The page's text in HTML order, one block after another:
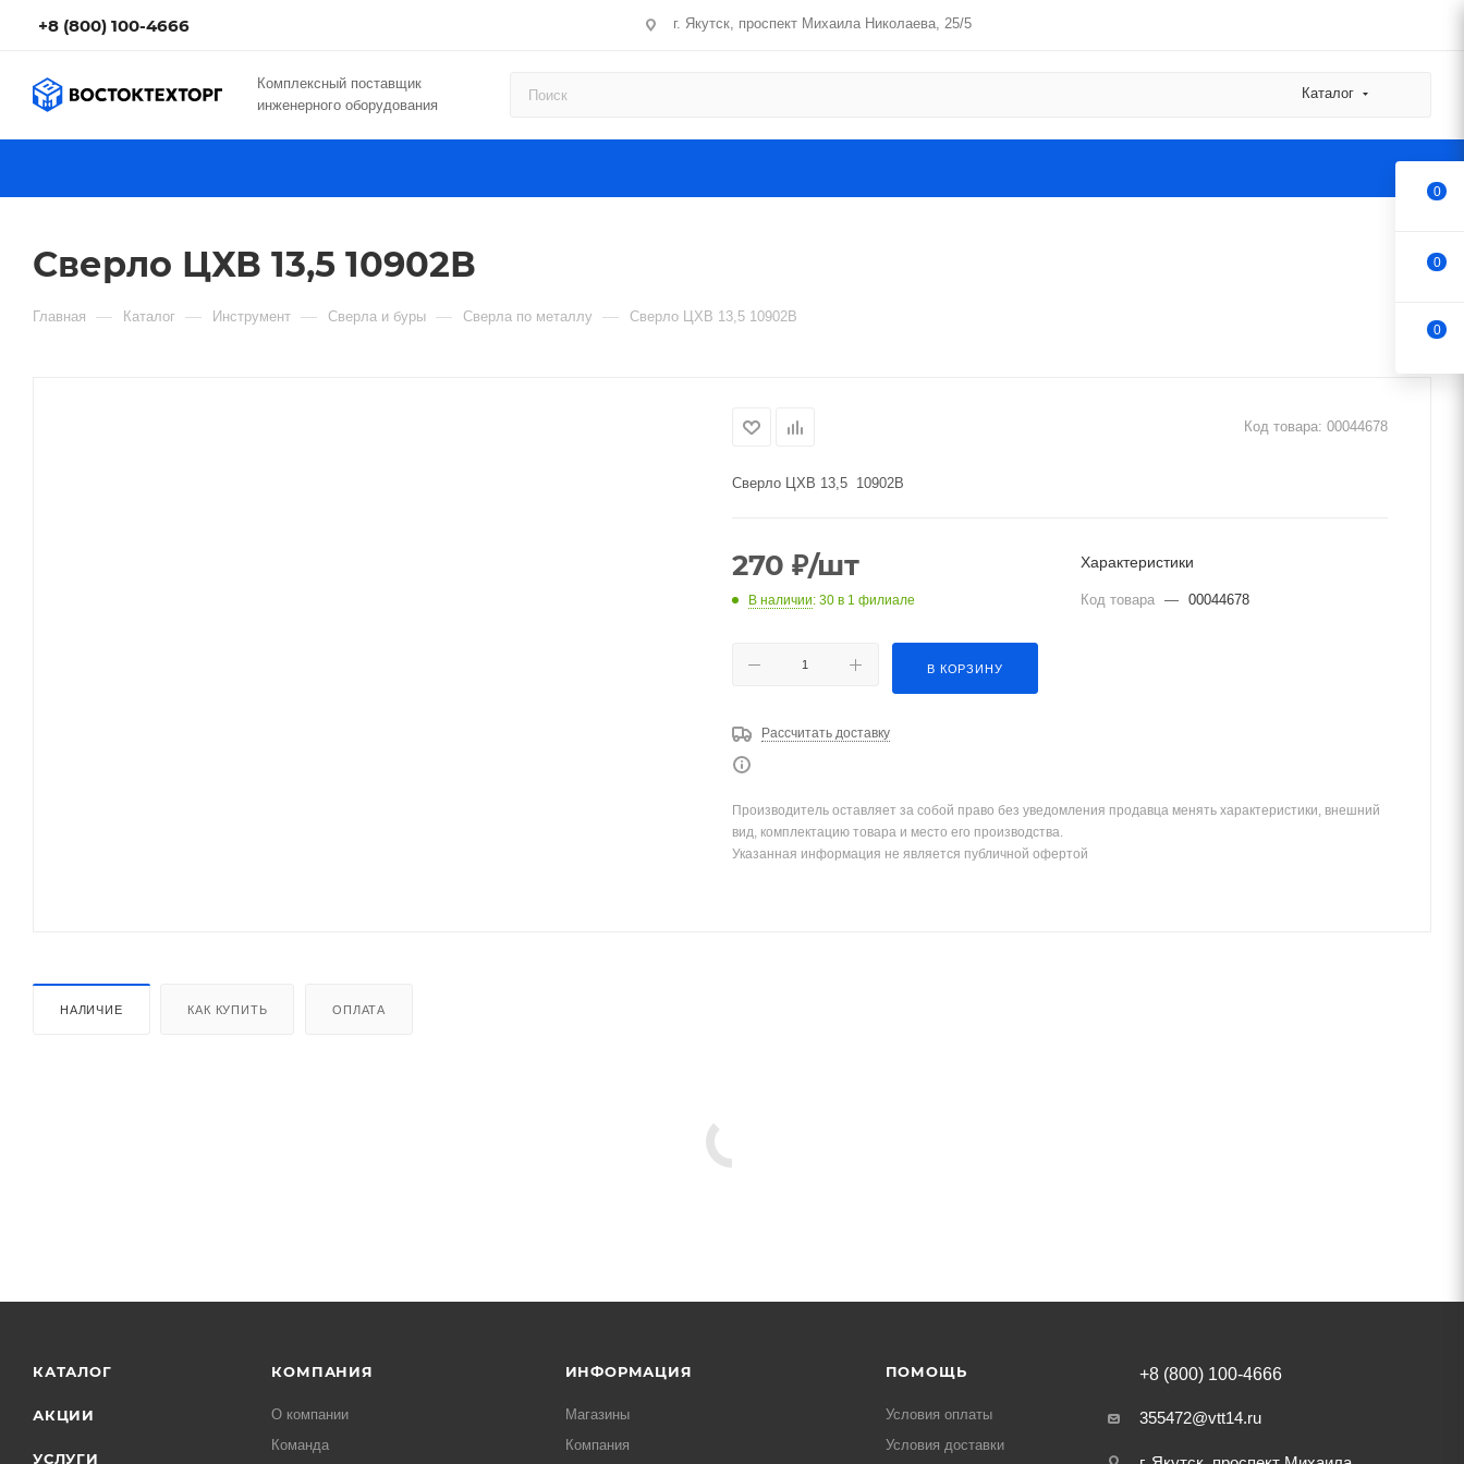
+8 (800) 100-4666 г. Якутск, проспект Михаила Николаева, 25/5
Комплексный поставщик
инженерного оборудования
Каталог
Сверло ЦХВ 13,5 10902В
Главная — Каталог — Инструмент — Сверла и буры — Сверла по металлу — Сверло ЦХВ 13,5 10902В
Код товара: 00044678
Сверло ЦХВ 13,5 10902В
270 ₽/шт
В наличии: 30 в 1 филиале
В КОРЗИНУ
Рассчитать доставку
Характеристики
Код товара — 00044678
Производитель оставляет за собой право без уведомления продавца менять характеристики, внешний
вид, комплектацию товара и место его производства.
Указанная информация не является публичной офертой
НАЛИЧИЕ КАК КУПИТЬ ОПЛАТА
КАТАЛОГ
АКЦИИ
УСЛУГИ
КОМПАНИЯ
О компании
Команда
ИНФОРМАЦИЯ
Магазины
Компания
ПОМОЩЬ
Условия оплаты
Условия доставки
+8 (800) 100-4666
355472@vtt14.ru
0
0
0